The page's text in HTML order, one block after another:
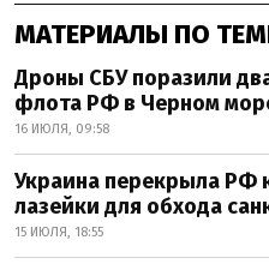
МАТЕРИАЛЫ ПО
Дроны СБУ поразили
флота РФ в Черном
16 ИЮЛЯ, 09:58
Украина перекрыла РФ
лазейки для обхода
15 ИЮЛЯ, 18:55